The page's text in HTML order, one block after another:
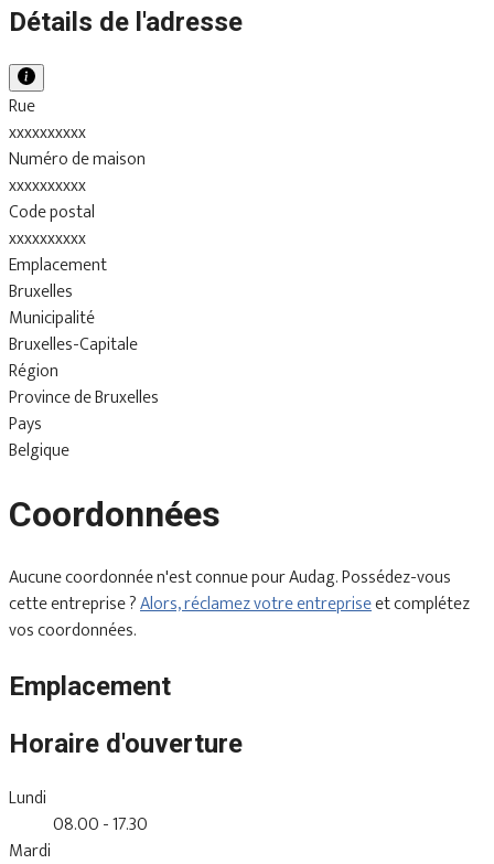
Détails de l'adresse
Rue
xxxxxxxxxx
Numéro de maison
xxxxxxxxxx
Code postal
xxxxxxxxxx
Emplacement
Bruxelles
Municipalité
Bruxelles-Capitale
Région
Province de Bruxelles
Pays
Belgique
Coordonnées
Aucune coordonnée n'est connue pour Audag. Possédez-vous
cette entreprise ?Alors, réclamez votre entrepriseet complétez
vos coordonnées.
Emplacement
Horaire d'ouverture
Lundi
08.00 - 17.30
Mardi